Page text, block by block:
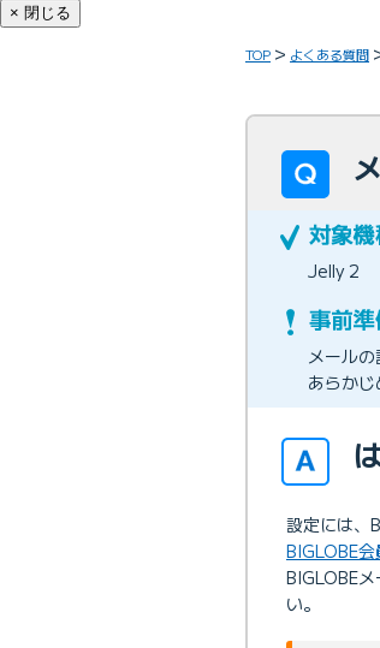
× 閉じる
TOP よくある質問
Jelly 2
メール
あらか
設定には、
BIGLOBE
BIGLOBEメ
い。